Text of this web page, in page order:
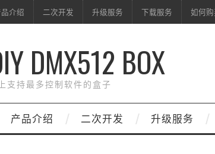
介绍 二次开发 升级服务 下载服务 如何
DMX512 BOX
支持最多控制软件的盒子
产品介绍 二次开发 升级服务